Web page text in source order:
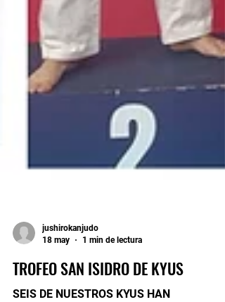
18 may
1 min de lectura